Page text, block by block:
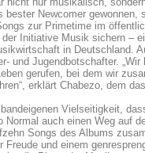
bester Newcomer gewonnen,
zur Primetime im
Initiative Musik sichern –
in Deutschland.
und Jugendbotschafter.
gerufen, bei dem wir
erklärt Chabezo, dem
Vielseitigkeit,
auch einen Weg auf
Songs des Albums
Freude und einem